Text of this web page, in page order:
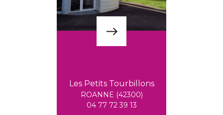
Les Petits Tourbillons
ROANNE (42300)
04 77 72 39 13